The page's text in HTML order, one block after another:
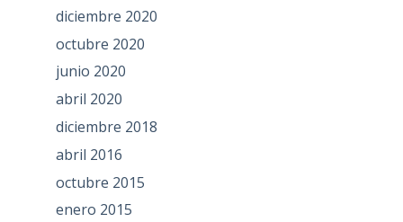
diciembre 2020
octubre 2020
junio 2020
abril 2020
diciembre 2018
abril 2016
octubre 2015
enero 2015